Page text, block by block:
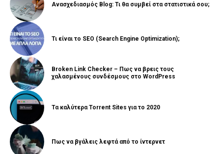
Ανασχεδιασμός Blog: Τι θα συμβεί στα στατιστικά σου;
Τι είναι το SEO (Search Engine Optimization);
Broken Link Checker – Πως να βρεις τους
χαλασμένους συνδέσμους στο WordPress
Τα καλύτερα Torrent Sites για το 2020
Πως να βγάλεις λεφτά από το ίντερνετ